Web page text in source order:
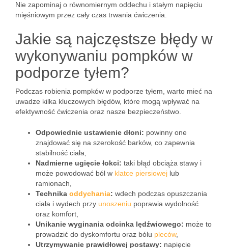
Nie zapominaj o równomiernym oddechu i stałym napięciu
mięśniowym przez cały czas trwania ćwiczenia.
Jakie są najczęstsze błędy w
wykonywaniu pompków w
podporze tyłem?
Podczas robienia pompków w podporze tyłem, warto mieć na
uwadze kilka kluczowych błędów, które mogą wpływać na
efektywność ćwiczenia oraz nasze bezpieczeństwo.
Odpowiednie ustawienie dłoni: powinny one
znajdować się na szerokość barków, co zapewnia
stabilność ciała,
Nadmierne ugięcie łokci: taki błąd obciąża stawy i
może powodować ból w klatce piersiowej lub
ramionach,
Technika oddychania: wdech podczas opuszczania
ciała i wydech przy unoszeniu poprawia wydolność
oraz komfort,
Unikanie wyginania odcinka lędźwiowego: może to
prowadzić do dyskomfortu oraz bólu pleców,
Utrzymywanie prawidłowej postawy: napięcie